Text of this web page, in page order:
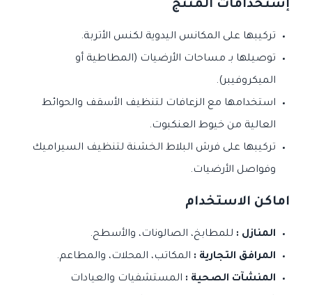
إستخدامات المنتج
تركيبها على المكانس اليدوية لكنس الأتربة.
توصيلها بـ مساحات الأرضيات (المطاطية أو
الميكروفيبر).
استخدامها مع الزعافات لتنظيف الأسقف والحوائط
العالية من خيوط العنكبوت.
تركيبها على فرش البلاط الخشنة لتنظيف السيراميك
وفواصل الأرضيات.
اماكن الاستخدام
المنازل : للمطابخ، الصالونات، والأسطح.
المرافق التجارية : المكاتب، المحلات، والمطاعم.
المنشآت الصحية : المستشفيات والعيادات